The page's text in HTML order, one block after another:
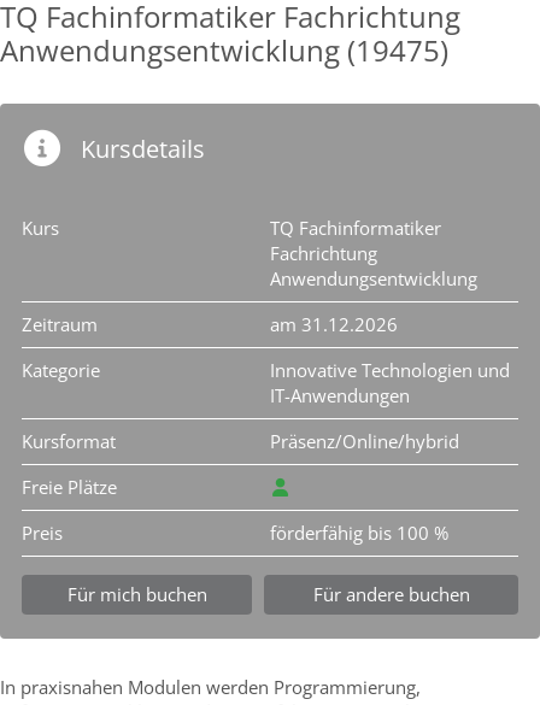
TQ Fachinformatiker Fachrichtung
Anwendungsentwicklung (19475)
Kursdetails
Kurs
TQ Fachinformatiker
Fachrichtung
Anwendungsentwicklung
Zeitraum
am 31.12.2026
Kategorie
Innovative Technologien und
IT-Anwendungen
Kursformat
Präsenz/Online/hybrid
Freie Plätze
Preis
förderfähig bis 100 %
Für mich buchen Für andere buchen
In praxisnahen Modulen werden Programmierung,